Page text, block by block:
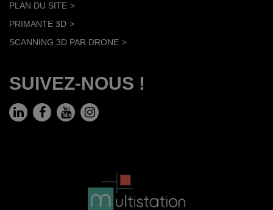
PLAN DU SITE
PRIMANTE 3D
SCANNING 3D PAR DRONE
SUIVEZ-NOUS !